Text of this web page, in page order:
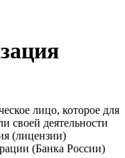
лицо, которое для
своей деятельности
(лицензии)
(Банка России)